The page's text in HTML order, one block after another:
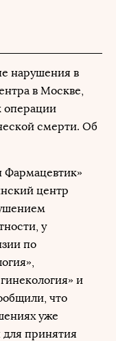
нарушения в
в Москве,
операции
смерти. Об
центр
у
по
и
что
уже
для принятия